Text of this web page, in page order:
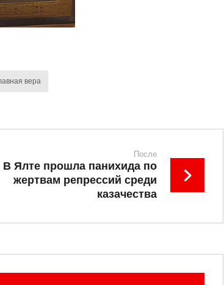
вера
После
В Ялте прошла панихида по
жертвам репрессий среди
казачества